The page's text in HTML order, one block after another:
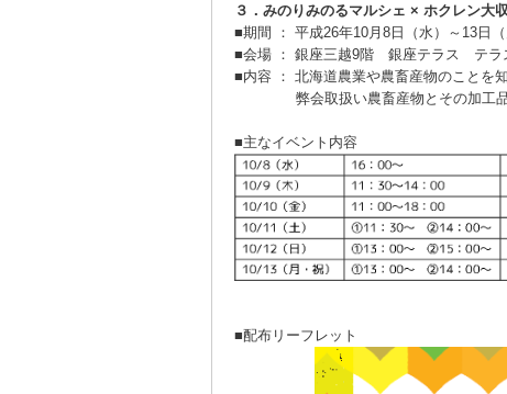
３．みのりみのるマルシェ × ホクレン大
■期間 ： 平成26年10月8日（水）～13日
■会場 ： 銀座三越9階 銀座テラス テラ
■内容 ： 北海道農業や農畜産物のことを
弊会取扱い農畜産物とその加工品、
■主なイベント内容
■配布リーフレット